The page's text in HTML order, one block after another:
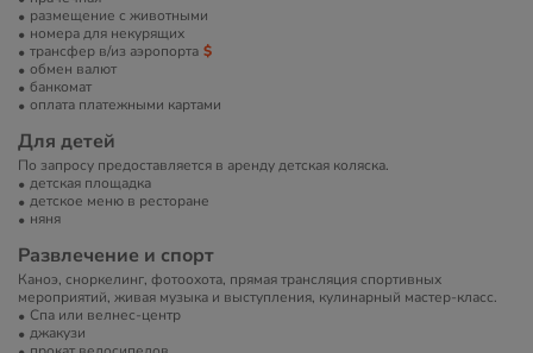
размещение с животными
номера для некурящих
трансфер в/из аэропорта
обмен валют
банкомат
оплата платежными картами
Для детей
По запросу предоставляется в аренду детская коляска.
детская площадка
детское меню в ресторане
няня
Развлечение и спорт
Каноэ, сноркелинг, фотоохота, прямая трансляция спортивных
мероприятий, живая музыка и выступления, кулинарный мастер-класс.
Спа или велнес-центр
джакузи